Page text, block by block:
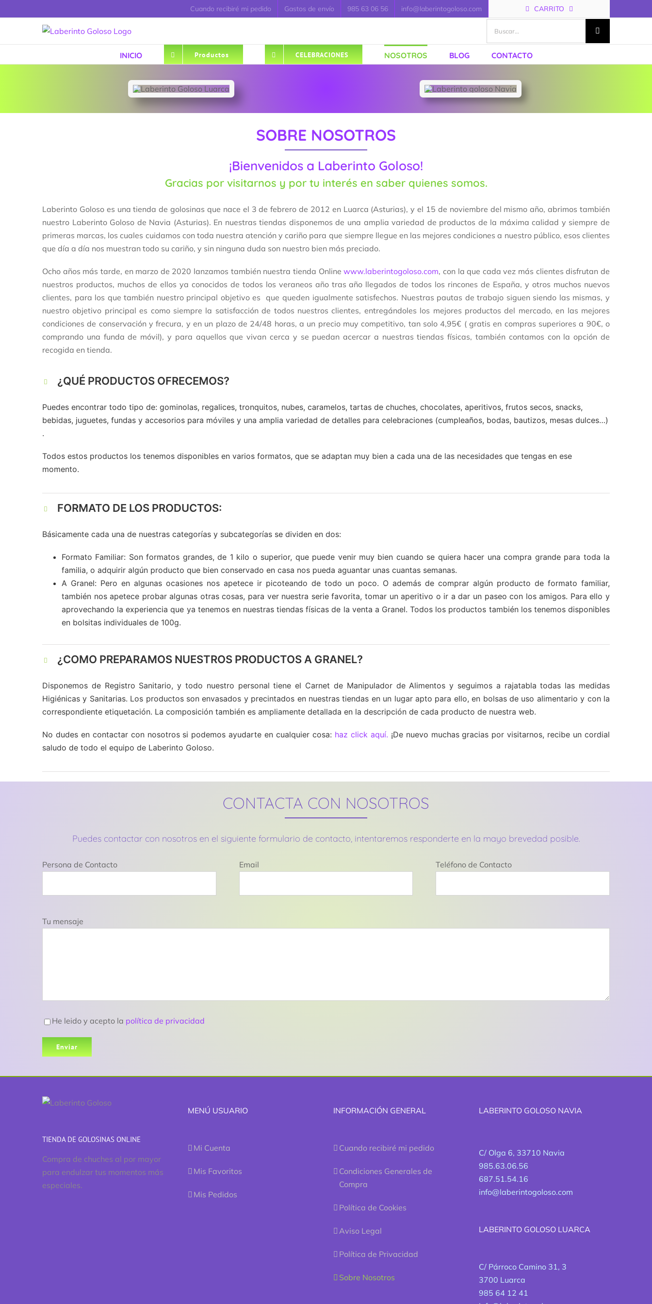
al
Cuando recibiré mi pedido Gastos de envío 985 63 06 56 info@laberintogoloso.com CARRITO
INICIO Productos CELEBRACIONES NOSOTROS BLOG CONTACTO
SOBRE NOSOTROS
¡Bienvenidos a Laberinto Goloso!
Gracias por visitarnos y por tu interés en saber quienes somos.
Laberinto Goloso es una tienda de golosinas que nace el 3 de febrero de 2012 en Luarca (Asturias), y el 15 de noviembre del mismo año, abrimos también
nuestro Laberinto Goloso de Navia (Asturias). En nuestras tiendas disponemos de una amplia variedad de productos de la máxima calidad y siempre de
primeras marcas, los cuales cuidamos con toda nuestra atención y cariño para que siempre llegue en las mejores condiciones a nuestro público, esos clientes
que día a día nos muestran todo su cariño, y sin ninguna duda son nuestro bien más preciado.
Ocho años más tarde, en marzo de 2020 lanzamos también nuestra tienda Onlinewww.laberintogoloso.com, con la que cada vez más clientes disfrutan de
nuestros productos, muchos de ellos ya conocidos de todos los veraneos año tras año llegados de todos los rincones de España, y otros muchos nuevos
clientes, para los que también nuestro principal objetivo es que queden igualmente satisfechos. Nuestras pautas de trabajo siguen siendo las mismas, y
nuestro objetivo principal es como siempre la satisfacción de todos nuestros clientes, entregándoles los mejores productos del mercado, en las mejores
condiciones de conservación y frecura, y en un plazo de 24/48 horas, a un precio muy competitivo, tan solo 4,95€ ( gratis en compras superiores a 90€, o
comprando una funda de móvil), y para aquellos que vivan cerca y se puedan acercar a nuestras tiendas físicas, también contamos con la opción de
recogida en tienda.
¿QUÉ PRODUCTOS OFRECEMOS?
Puedes encontrar todo tipo de: gominolas, regalices, tronquitos, nubes, caramelos, tartas de chuches, chocolates, aperitivos, frutos secos, snacks,
bebidas, juguetes, fundas y accesorios para móviles y una amplia variedad de detalles para celebraciones (cumpleaños, bodas, bautizos, mesas dulces…)
.
Todos estos productos los tenemos disponibles en varios formatos, que se adaptan muy bien a cada una de las necesidades que tengas en ese
momento.
FORMATO DE LOS PRODUCTOS:
Básicamente cada una de nuestras categorías y subcategorías se dividen en dos:
Formato Familiar: Son formatos grandes, de 1 kilo o superior, que puede venir muy bien cuando se quiera hacer una compra grande para toda la
familia, o adquirir algún producto que bien conservado en casa nos pueda aguantar unas cuantas semanas.
A Granel: Pero en algunas ocasiones nos apetece ir picoteando de todo un poco. O además de comprar algún producto de formato familiar,
también nos apetece probar algunas otras cosas, para ver nuestra serie favorita, tomar un aperitivo o ir a dar un paseo con los amigos. Para ello y
aprovechando la experiencia que ya tenemos en nuestras tiendas físicas de la venta a Granel. Todos los productos también los tenemos disponibles
en bolsitas individuales de 100g.
¿COMO PREPARAMOS NUESTROS PRODUCTOS A GRANEL?
Disponemos de Registro Sanitario, y todo nuestro personal tiene el Carnet de Manipulador de Alimentos y seguimos a rajatabla todas las medidas
Higiénicas y Sanitarias. Los productos son envasados y precintados en nuestras tiendas en un lugar apto para ello, en bolsas de uso alimentario y con la
correspondiente etiquetación. La composición también es ampliamente detallada en la descripción de cada producto de nuestra web.
No dudes en contactar con nosotros si podemos ayudarte en cualquier cosa: haz click aquí. ¡De nuevo muchas gracias por visitarnos, recibe un cordial
saludo de todo el equipo de Laberinto Goloso.
CONTACTA CON NOSOTROS
Puedes contactar con nosotros en el siguiente formulario de contacto, intentaremos responderte en la mayo brevedad posible.
Persona de Contacto Email Teléfono de Contacto
Tu mensaje
He leido y acepto la política de privacidad
TIENDA DE GOLOSINAS ONLINE
Compra de chuches al por mayor
para endulzar tus momentos más
especiales.
MENÚ USUARIO
Mi Cuenta
Mis Favoritos
Mis Pedidos
INFORMACIÓN GENERAL
Cuando recibiré mi pedido
Condiciones Generales de
Compra
Política de Cookies
Aviso Legal
Política de Privacidad
Sobre Nosotros
LABERINTO GOLOSO NAVIA
C/ Olga 6, 33710 Navia
985.63.06.56
687.51.54.16
info@laberintogoloso.com
LABERINTO GOLOSO LUARCA
C/ Párroco Camino 31, 3
3700 Luarca
985 64 12 41